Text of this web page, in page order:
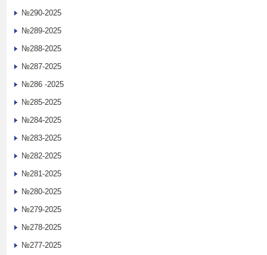
№290-2025
№289-2025
№288-2025
№287-2025
№286 -2025
№285-2025
№284-2025
№283-2025
№282-2025
№281-2025
№280-2025
№279-2025
№278-2025
№277-2025